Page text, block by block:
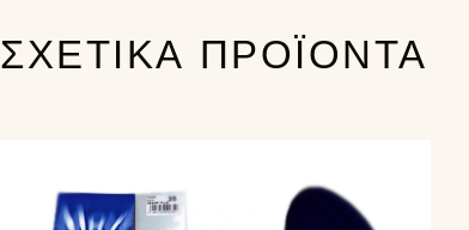
ΣΧΕΤΙΚΆ ΠΡΟΪΌΝΤΑ